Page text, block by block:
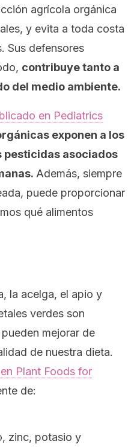
agrícola orgánica
y evita a toda costa
Sus defensores
contribuye tanto a
del medio ambiente.
en Pediatrics
exponen a los
pesticidas asociados
Además, siempre
puede proporcionar
qué alimentos
la acelga, el apio y
verdes son
mejorar de
de nuestra dieta.
Plant Foods for
de:
zinc, potasio y